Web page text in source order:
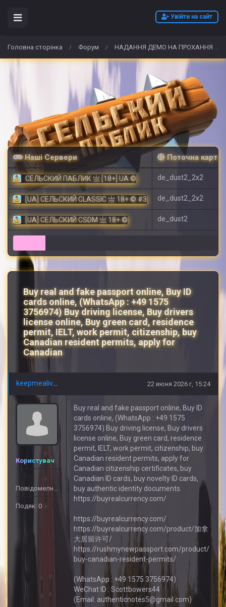
Увійти на сайт
Головна сторінка / Форум / НАДАННЯ ДЕМО НА ПРОХАННЯ АДМІНУ
Наші Сервери Поточна карта
СЕЛЬСКИЙ ПАБЛИК 亗 [18+] UA © de_dust2_2x2
[UA] СЕЛЬСКИЙ CLASSIC 亗 18+ © #3 de_dust2_2x2
[UA] СЕЛЬСКИЙ CSDM 亗 18+ © de_dust2
Buy real and fake passport online, Buy ID
cards online, (WhatsApp : +49 1575
3756974) Buy driving license, Buy drivers
license online, Buy green card, residence
permit, IELT, work permit, citizenship, buy
Canadian resident permits, apply for
Canadian
22 июня 2026 г, 15:24
Користувач
Повідомелнь: 22
Подяк: 0
Buy real and fake passport online, Buy ID
cards online, (WhatsApp : +49 1575
3756974) Buy driving license, Buy drivers
license online, Buy green card, residence
permit, IELT, work permit, citizenship, buy
Canadian resident permits, apply for
Canadian citizenship certificates, buy
Canadian ID cards, buy novelty ID cards,
buy authentic identity documents.
https://buyrealcurrency.com/
https://buyrealcurrency.com/
https://buyrealcurrency.com/product/加拿
大居留许可/
https://rushmynewpassport.com/product/
buy-canadian-resident-permits/
(WhatsApp : +49 1575 3756974)
WeChat ID : Scottbowers44
(Email: authenticnotes5@gmail.com)